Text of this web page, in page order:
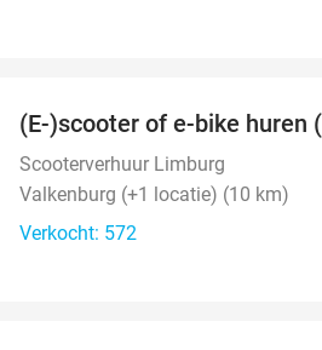
(E-)scooter of e-bike huren
Scooterverhuur Limburg
Valkenburg (+1 locatie) (10 km)
Verkocht: 572